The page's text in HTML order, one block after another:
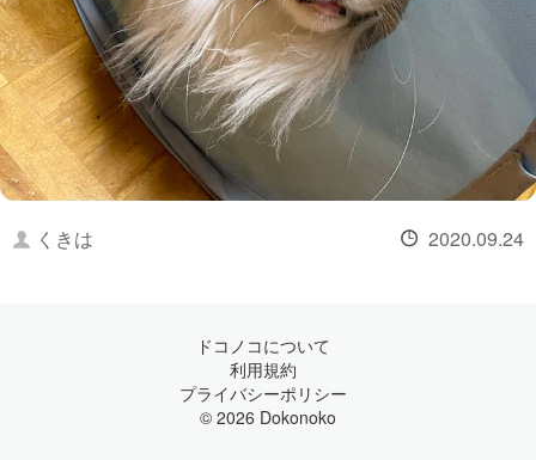
くきは 2020.09.24
ドコノコについて
利用規約
プライバシーポリシー
© 2026 Dokonoko